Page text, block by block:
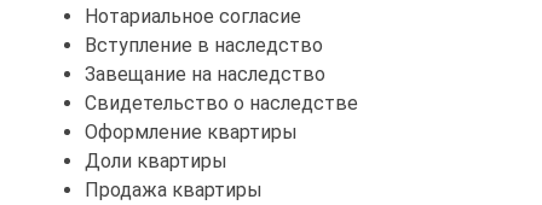
Нотариальное согласие
Вступление в наследство
Завещание на наследство
Свидетельство о наследстве
Оформление квартиры
Доли квартиры
Продажа квартиры